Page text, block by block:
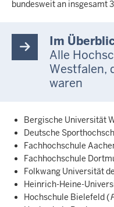
bundesweit an insgesamt
Im
Alle
Westfalen,
waren
Bergische Universität
Deutsche
Fachhochschule
Fachhochschule
Folkwang Universität
Heinrich-Heine-
Hochschule Bielefeld (